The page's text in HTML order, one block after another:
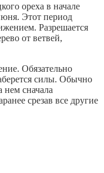
ореха в начале
Этот период
Разрешается
от ветвей,
Обязательно
силы. Обычно
нем сначала
срезав все другие